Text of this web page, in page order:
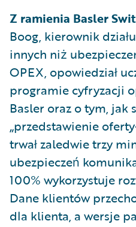
Z ramienia Basler
Boog, kierownik
innych niż
OPEX, opowiedział
programie cyfryzacji
Basler oraz o tym, jak
„przedstawienie
trwał zaledwie trzy
ubezpieczeń
100% wykorzystuje
Dane klientów
dla klienta, a wersje